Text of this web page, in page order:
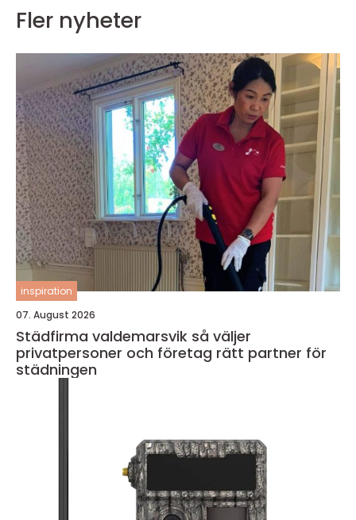
Fler nyheter
inspiration
07. August 2026
Städfirma valdemarsvik så väljer
privatpersoner och företag rätt partner för
städningen